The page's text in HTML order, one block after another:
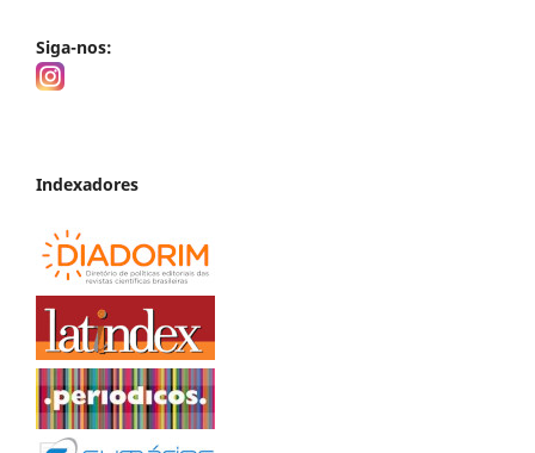
Siga-nos:
Indexadores